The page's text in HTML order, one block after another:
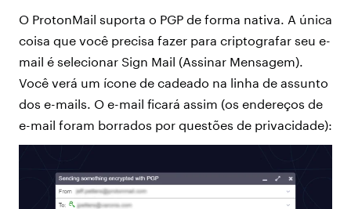
O ProtonMail suporta o PGP de forma nativa. A única
coisa que você precisa fazer para criptografar seu e-
mail é selecionar Sign Mail (Assinar Mensagem).
Você verá um ícone de cadeado na linha de assunto
dos e-mails. O e-mail ficará assim (os endereços de
e-mail foram borrados por questões de privacidade):